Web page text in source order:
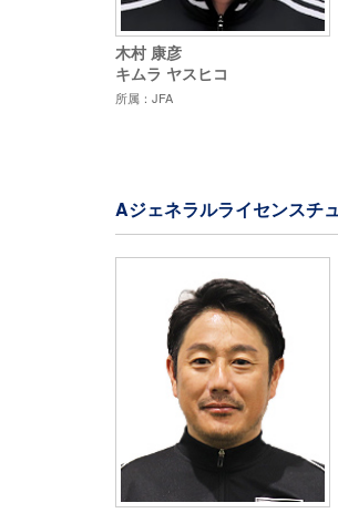
木村 康彦
キムラ ヤスヒコ
所属：JFA
Aジェネラルライセンスチ